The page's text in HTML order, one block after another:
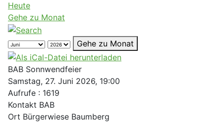
Heute
Gehe zu Monat
Gehe zu Monat
BAB Sonnwendfeier
Samstag, 27. Juni 2026, 19:00
Aufrufe : 1619
Kontakt BAB
Ort Bürgerwiese Baumberg